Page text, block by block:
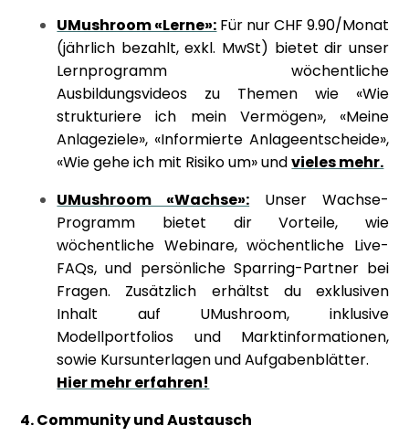
UMushroom «Lerne»: Für nur CHF 9.90/Monat
(jährlich bezahlt, exkl. MwSt) bietet dir unser
Lernprogramm wöchentliche
Ausbildungsvideos zu Themen wie «Wie
strukturiere ich mein Vermögen», «Meine
Anlageziele», «Informierte Anlageentscheide»,
«Wie gehe ich mit Risiko um» undvieles mehr.
UMushroom «Wachse»: Unser Wachse-
Programm bietet dir Vorteile, wie
wöchentliche Webinare, wöchentliche Live-
FAQs, und persönliche Sparring-Partner bei
Fragen. Zusätzlich erhältst du exklusiven
Inhalt auf UMushroom, inklusive
Modellportfolios und Marktinformationen,
sowie Kursunterlagen und Aufgabenblätter.
Hier mehr erfahren!
4. Community und Austausch